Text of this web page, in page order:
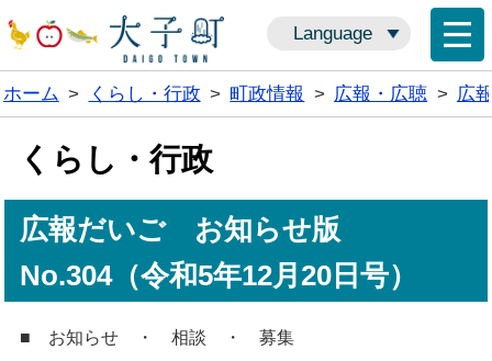
Language
ホーム > くらし・行政 > 町政情報 > 広報・広聴 > 広
くらし・行政
広報だいご お知らせ版
No.304（令和5年12月20日号）
■ お知らせ ・ 相談 ・ 募集